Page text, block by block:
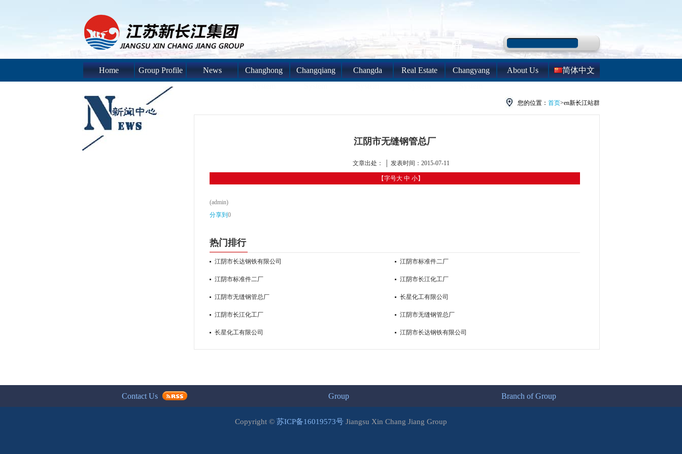
Home Group Profile News
Changhong
Changqiang
Changda
Real Estate
Changyang
About Us 简体中文
您的位置： 首页>en新长江站群
江阴市无缝钢管总厂
文章出处： │ 发表时间：2015-07-11
【字号大 中 小】
(admin)
分享到 0
热门排行
江阴市长达钢铁有限公司
江阴市标准件二厂
江阴市无缝钢管总厂
江阴市长江化工厂
长星化工有限公司
江阴市标准件二厂
江阴市长江化工厂
长星化工有限公司
江阴市无缝钢管总厂
江阴市长达钢铁有限公司
Contact Us Group Branch of Group
Copyright © 苏ICP备16019573号 Jiangsu Xin Chang Jiang Group